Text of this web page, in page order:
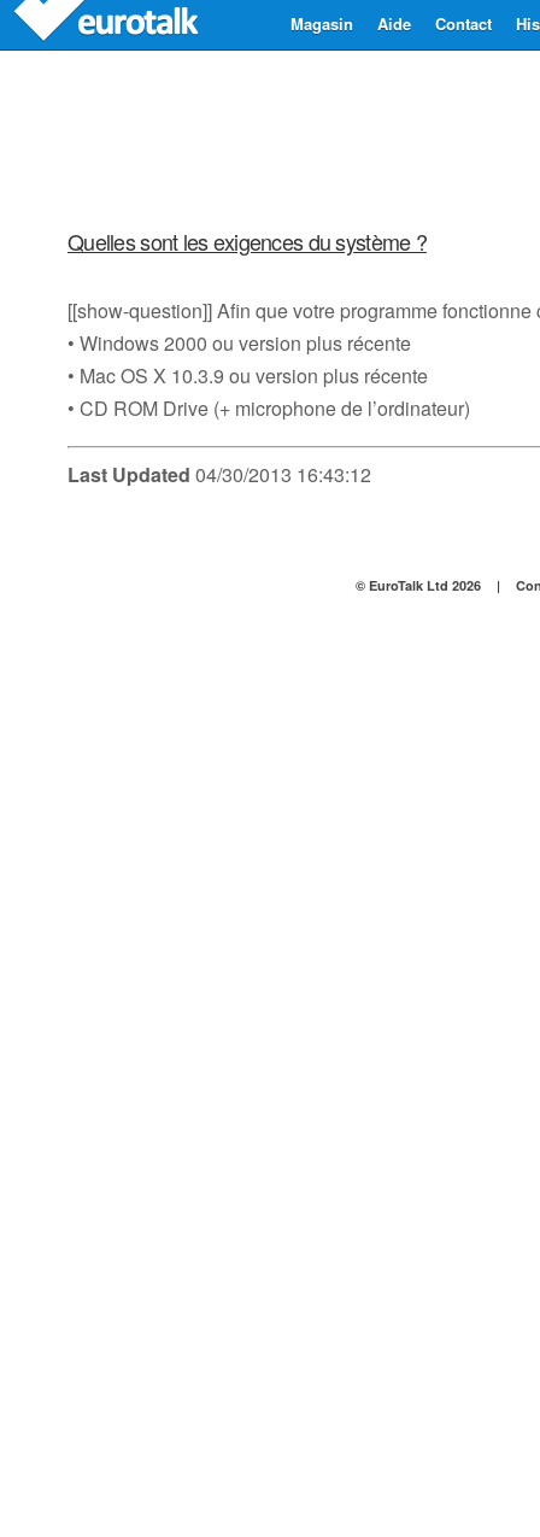
Contact
Aide
Magasin
Quelles sont les exigences du système ?
[[show-question]] Afin que votre programme
• Windows 2000 ou version plus récente
• Mac OS X 10.3.9 ou version plus récente
• CD ROM Drive (+ microphone de l’ordinateur)
Last Updated 04/30/2013 16:43:12
© EuroTalk Ltd 2026 |